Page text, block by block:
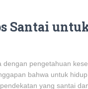
Santai
pengetahuan
bahwa untuk
yang santai